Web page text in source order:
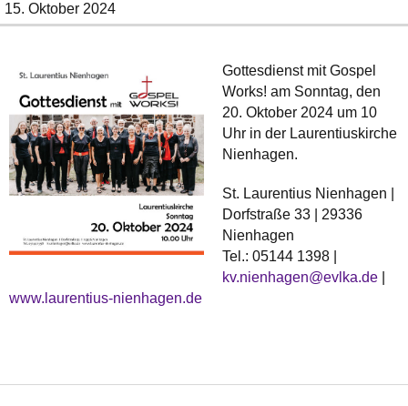
15. Oktober 2024
Gottesdienst mit Gospel
Works! am Sonntag, den
20. Oktober 2024 um 10
Uhr in der Laurentiuskirche
Nienhagen.
St. Laurentius Nienhagen |
Dorfstraße 33 | 29336
Nienhagen
Tel.: 05144 1398 |
kv.nienhagen@evlka.de
www.laurentius-nienhagen.de